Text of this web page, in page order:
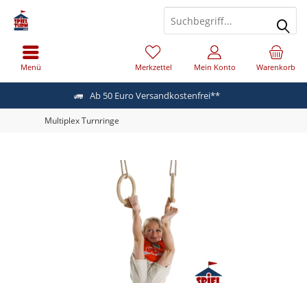
Ab 50 Euro Versandkostenfrei**
Menü Warenkorb
Merkzettel Mein Konto
Multiplex Turnringe